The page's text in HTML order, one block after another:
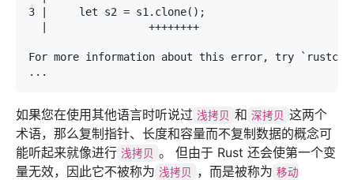
3 |
|
For more information about this error, try `rustc --
...
如果您在使用其他语言时听说过 浅拷贝 和 深拷贝 这两个
术语，那么复制指针、长度和容量而不复制数据的概念可
能听起来就像进行 浅拷贝 。 但由于 Rust 还会使第一个变
量无效，因此它不被称为 浅拷贝 ，而是被称为 移动